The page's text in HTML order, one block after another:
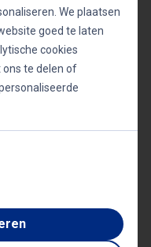
een lied willen
ben ik bereid om
om mooi werk
een lied op maat
het dagthema
dat je tot nu
beter dan
het altijd geweldig
kan maken
We plaatsen
goed te laten
cookies
te delen of